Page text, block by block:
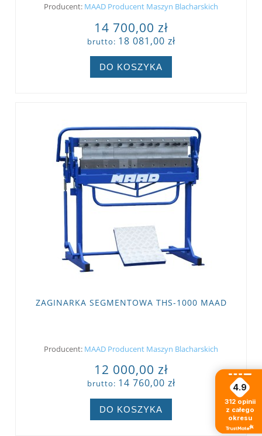
Producent: MAAD Producent Maszyn Blacharskich
14 700,00 zł
brutto: 18 081,00 zł
DO KOSZYKA
ZAGINARKA SEGMENTOWA THS-1000 MAAD
Producent: MAAD Producent Maszyn Blacharskich
12 000,00 zł
brutto: 14 760,00 zł
DO KOSZYKA
4.9
312 opinii
z całego
okresu